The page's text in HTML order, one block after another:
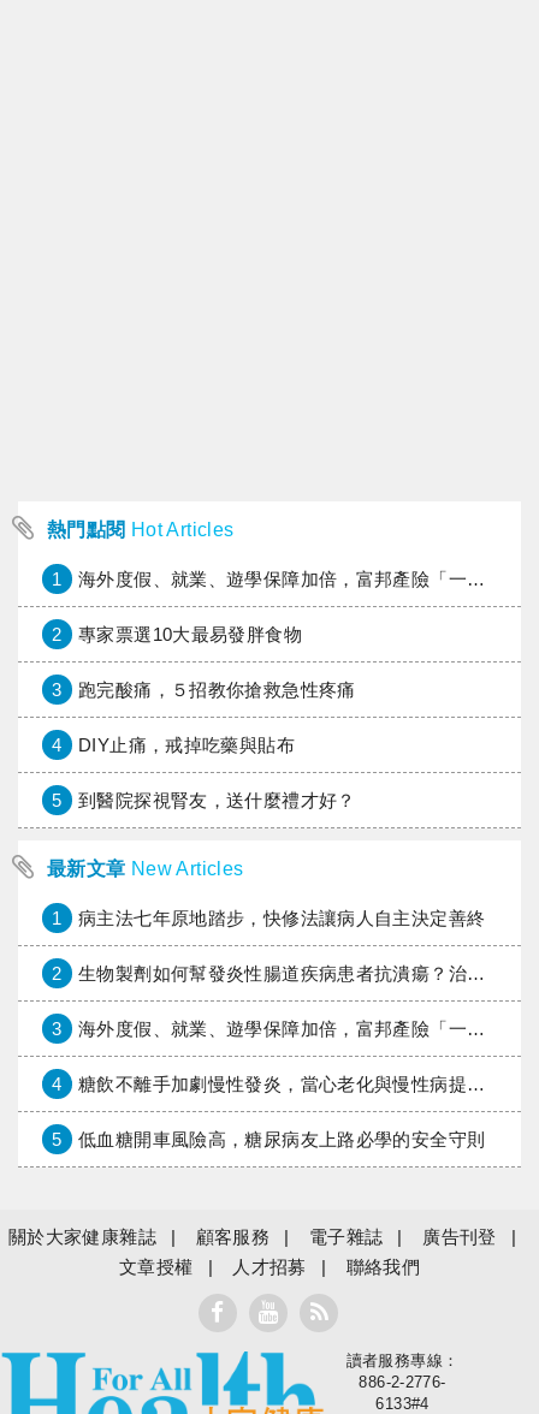
熱門點閱 Hot Articles
1 海外度假、就業、遊學保障加倍，富邦產險「一期逐夢」專案加碼遠距醫療與緊急救援
2 專家票選10大最易發胖食物
3 跑完酸痛，５招教你搶救急性疼痛
4 DIY止痛，戒掉吃藥與貼布
5 到醫院探視腎友，送什麼禮才好？
最新文章 New Articles
1 病主法七年原地踏步，快修法讓病人自主決定善終
2 生物製劑如何幫發炎性腸道疾病患者抗潰瘍？治療進展與健保給付困境一次看
3 海外度假、就業、遊學保障加倍，富邦產險「一期逐夢」專案加碼遠距醫療與緊急救援
4 糖飲不離手加劇慢性發炎，當心老化與慢性病提早報到
5 低血糖開車風險高，糖尿病友上路必學的安全守則
關於大家健康雜誌 顧客服務 電子雜誌
廣告刊登
文章授權
人才招募 聯絡我們
大家健康
讀者服務專線：
886-2-2776-
6133#4